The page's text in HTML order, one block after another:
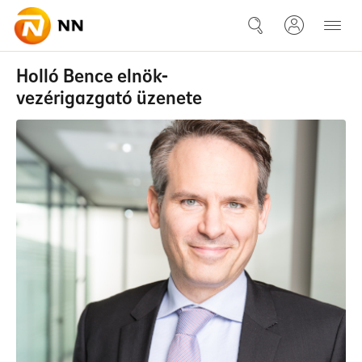
Ugrás a fő tartalomhoz
Stratégiánk
Holló Bence elnök-
vezérigazgató üzenete